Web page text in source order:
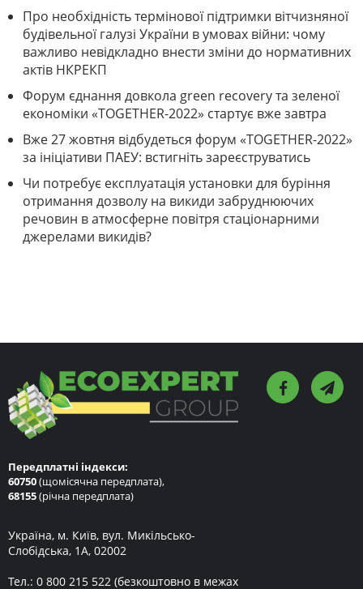
Про необхідність термінової підтримки вітчизняної
будівельної галузі України в умовах війни: чому
важливо невідкладно внести зміни до нормативних
актів НКРЕКП
Форум єднання довкола green recovery та зеленої
економіки «TOGETHER-2022» стартує вже завтра
Вже 27 жовтня відбудеться форум «TOGETHER-2022»
за ініціативи ПАЕУ: встигніть зареєструватись
Чи потребує експлуатація установки для буріння
отримання дозволу на викиди забруднюючих
речовин в атмосферне повітря стаціонарними
джерелами викидів?
Передплатні індекси:
60750(щомісячна передплата),
68155(річна передплата)
Україна, м. Київ, вул. Микільсько-
Слобідська, 1А, 02002
Тел.: 0 800 215 522 (безкоштовно в межах